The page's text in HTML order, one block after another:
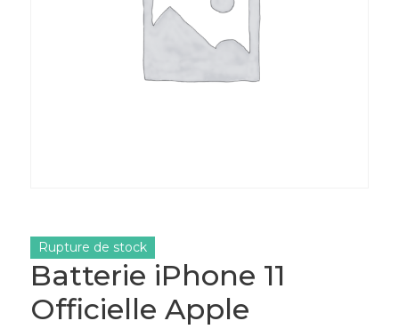
Batterie iPhone 11
Officielle Apple
Rupture de stock